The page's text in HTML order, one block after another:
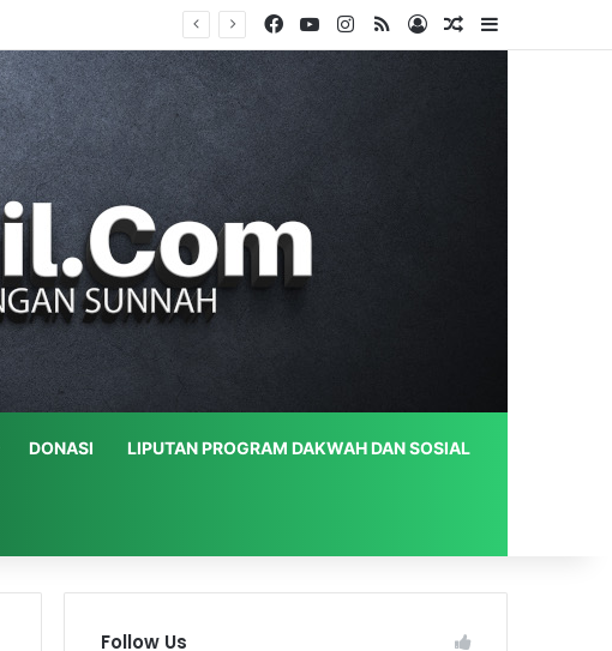
FacebookYouTubeInstagram
RSS Log InRandom Article
DONASI LIPUTAN PROGRAM DAKWAH DAN SOSIAL
Follow Us